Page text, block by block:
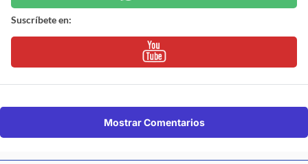
Suscríbete en:
Mostrar Comentarios